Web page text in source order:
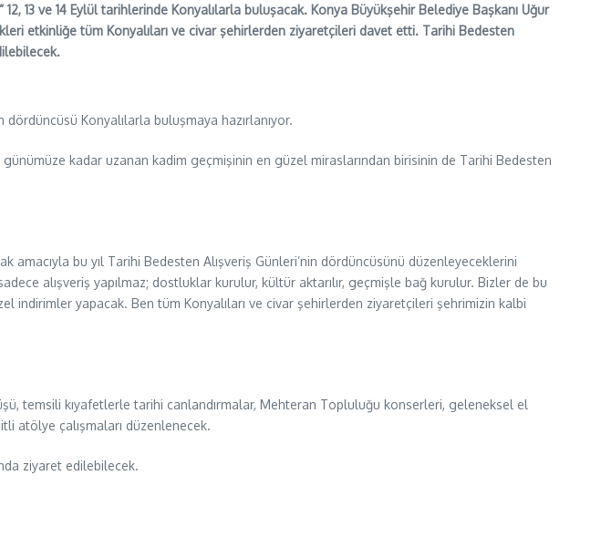
13 ve 14 Eylül tarihlerinde Konyalılarla buluşacak. Konya Büyükşehir Belediye Başkanı Uğur
etkinliğe tüm Konyalıları ve civar şehirlerden ziyaretçileri davet etti. Tarihi Bedesten
Konyalılarla buluşmaya hazırlanıyor.
kadar uzanan kadim geçmişinin en güzel miraslarından birisinin de Tarihi Bedesten
bu yıl Tarihi Bedesten Alışveriş Günleri’nin dördüncüsünü düzenleyeceklerini
alışveriş yapılmaz; dostluklar kurulur, kültür aktarılır, geçmişle bağ kurulur. Bizler de bu
indirimler yapacak. Ben tüm Konyalıları ve civar şehirlerden ziyaretçileri şehrimizin kalbi
temsili kıyafetlerle tarihi canlandırmalar, Mehteran Topluluğu konserleri, geleneksel el
atölye çalışmaları düzenlenecek.
ziyaret edilebilecek.